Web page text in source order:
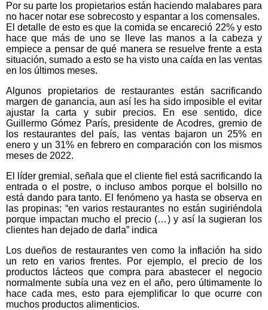
Por su parte los propietarios están haciendo malabares para
no hacer notar ese sobrecosto y espantar a los comensales.
El detalle de esto es que la comida se encareció 22% y esto
hace que más de uno se lleve las manos a la cabeza y
empiece a pensar de qué manera se resuelve frente a esta
situación, sumado a esto se ha visto una caída en las ventas
en los últimos meses.
Algunos propietarios de restaurantes están sacrificando
margen de ganancia, aun así les ha sido imposible el evitar
ajustar la carta y subir precios. En ese sentido, dice
Guillermo Gómez París, presidente de Acodres, gremio de
los restaurantes del país, las ventas bajaron un 25% en
enero y un 31% en febrero en comparación con los mismos
meses de 2022.
El líder gremial, señala que el cliente fiel está sacrificando la
entrada o el postre, o incluso ambos porque el bolsillo no
está dando para tanto. El fenómeno ya hasta se observa en
las propinas: “en varios restaurantes no están sugiriéndola
porque impactan mucho el precio (…) y así la sugieran los
clientes han dejado de darla” indica
Los dueños de restaurantes ven como la inflación ha sido
un reto en varios frentes. Por ejemplo, el precio de los
productos lácteos que compra para abastecer el negocio
normalmente subía una vez en el año, pero últimamente lo
hace cada mes, esto para ejemplificar lo que ocurre con
muchos productos alimenticios.